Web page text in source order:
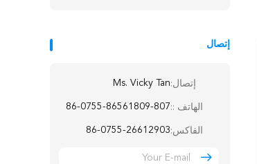
إتصال
إتصال:Ms. Vicky Tan
الهاتف ::86-0755-86561809-807
الفاكس:86-0755-26612903